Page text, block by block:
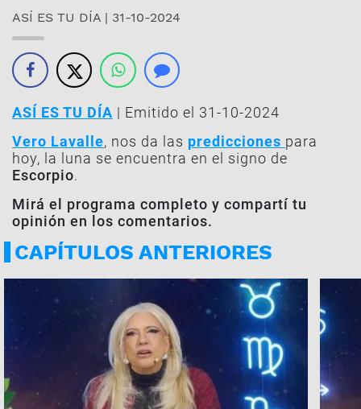
ASÍ ES TU DÍA | 31-10-2024
ASÍ ES TU DÍA | Emitido el 31-10-2024
Vero Lavalle, nos da las predicciones para
hoy, la luna se encuentra en el signo de
Escorpio.
Mirá el programa completo y compartí tu
opinión en los comentarios.
CAPÍTULOS ANTERIORES